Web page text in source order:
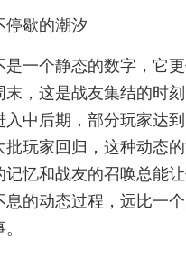
停歇的潮汐
一个静态的数字，它
，这是战友集结的时
中后期，部分玩家达
玩家回归，这种动态
忆和战友的召唤总能
的动态过程，远比一